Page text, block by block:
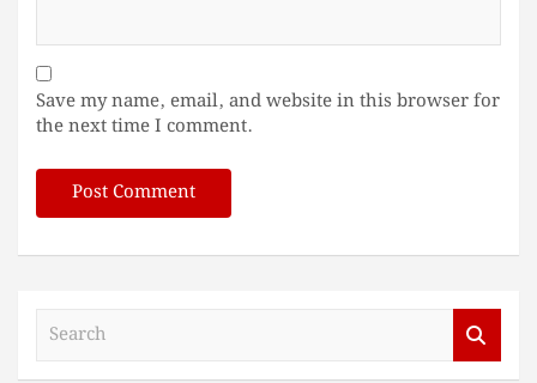
Save my name, email, and website in this browser for
the next time I comment.